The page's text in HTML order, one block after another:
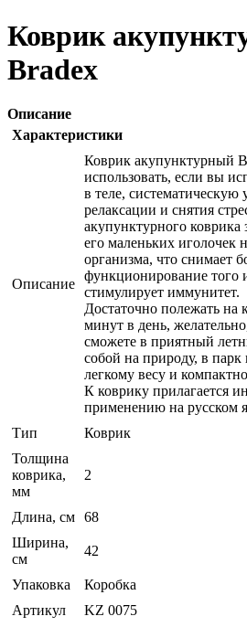
Коврик
Bradex
Описание
Характеристики
Описание
Коврик акупунктурный
использовать, если вы
в теле, систематическую
релаксации и снятия
акупунктурного коврика
его маленьких иголочек
организма, что снимает
функционирование того
стимулирует иммунитет.
Достаточно полежать на
минут в день,
сможете в приятный
собой на природу, в парк
легкому весу и
К коврику прилагается
применению на русском
Тип
Коврик
Толщина
коврика,
мм
2
Длина, см 68
Ширина,
см
42
Упаковка
Коробка
Артикул
KZ 0075